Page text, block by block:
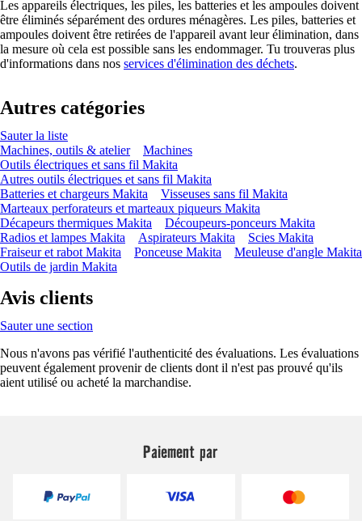
Les appareils électriques, les piles, les batteries et les ampoules doivent
être éliminés séparément des ordures ménagères. Les piles, batteries et
ampoules doivent être retirées de l'appareil avant leur élimination, dans
la mesure où cela est possible sans les endommager. Tu trouveras plus
d'informations dans nos services d'élimination des déchets.
Autres catégories
Sauter la liste
Machines, outils & atelier
Machines
Outils électriques et sans fil Makita
Autres outils électriques et sans fil Makita
Batteries et chargeurs Makita
Visseuses sans fil Makita
Marteaux perforateurs et marteaux piqueurs Makita
Décapeurs thermiques Makita
Découpeurs-ponceurs Makita
Radios et lampes Makita
Aspirateurs Makita
Scies Makita
Fraiseur et rabot Makita
Ponceuse Makita
Meuleuse d'angle Makita
Outils de jardin Makita
Avis clients
Sauter une section
Nous n'avons pas vérifié l'authenticité des évaluations. Les évaluations
peuvent également provenir de clients dont il n'est pas prouvé qu'ils
aient utilisé ou acheté la marchandise.
Paiement par